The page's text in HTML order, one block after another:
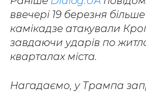
ввечері 19 березня
камікадзе атакували
завдаючи ударів по
кварталах міста.
Нагадаємо, у Трампа